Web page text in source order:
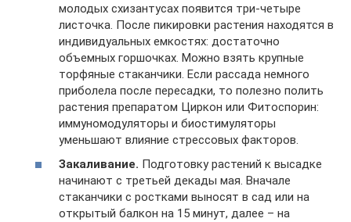
молодых схизантусах появится три-четыре
листочка. После пикировки растения находятся в
индивидуальных емкостях: достаточно
объемных горшочках. Можно взять крупные
торфяные стаканчики. Если рассада немного
приболела после пересадки, то полезно полить
растения препаратом Циркон или Фитоспорин:
иммуномодуляторы и биостимуляторы
уменьшают влияние стрессовых факторов.
Закаливание. Подготовку растений к высадке
начинают с третьей декады мая. Вначале
стаканчики с ростками выносят в сад или на
открытый балкон на 15 минут, далее – на